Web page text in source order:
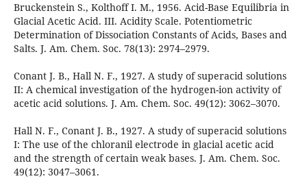
Bruckenstein S., Kolthoff I. M., 1956. Acid-Base Equilibria in
Glacial Acetic Acid. III. Acidity Scale. Potentiometric
Determination of Dissociation Constants of Acids, Bases and
Salts. J. Am. Chem. Soc. 78(13): 2974–2979.
Conant J. B., Hall N. F., 1927. A study of superacid solutions
II: A chemical investigation of the hydrogen-ion activity of
acetic acid solutions. J. Am. Chem. Soc. 49(12): 3062–3070.
Hall N. F., Conant J. B., 1927. A study of superacid solutions
I: The use of the chloranil electrode in glacial acetic acid
and the strength of certain weak bases. J. Am. Chem. Soc.
49(12): 3047–3061.